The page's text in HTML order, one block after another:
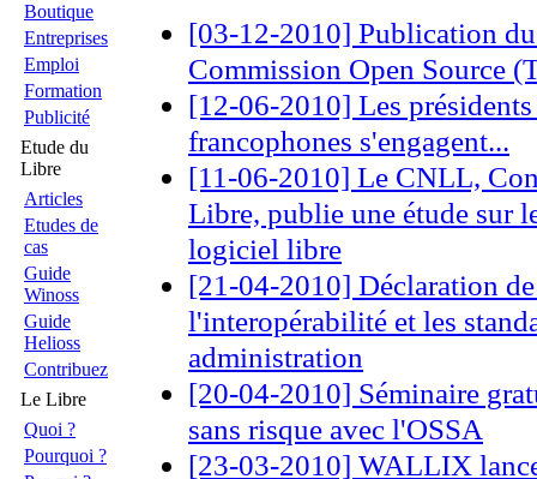
Boutique
Entreprises
Emploi
Formation
Publicité
Etude du
Libre
Articles
Etudes de
cas
Guide
Winoss
Guide
Helioss
Contribuez
Le Libre
Quoi ?
Pourquoi ?
[03-12-2010] Publication
Commission Open Source
[12-06-2010] Les
francophones s'engagent...
[11-06-2010] Le CNLL,
Libre, publie une étude sur
logiciel libre
[21-04-2010] Déclaration
l'interopérabilité et les
administration
[20-04-2010] Séminaire
sans risque avec l'OSSA
[23-03-2010] WALLIX